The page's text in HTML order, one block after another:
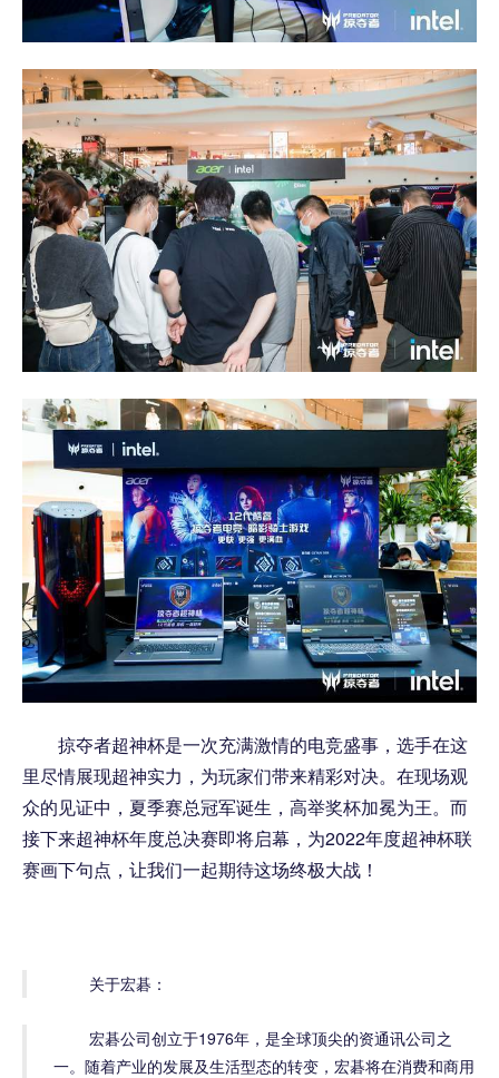
掠夺者超神杯是一次充满激情的电竞盛事，选手在这
里尽情展现超神实力，为玩家们带来精彩对决。在现场观
众的见证中，夏季赛总冠军诞生，高举奖杯加冕为王。而
接下来超神杯年度总决赛即将启幕，为2022年度超神杯联
赛画下句点，让我们一起期待这场终极大战！
关于宏碁：
宏碁公司创立于1976年，是全球顶尖的资通讯公司之
一。随着产业的发展及生活型态的转变，宏碁将在消费和商用